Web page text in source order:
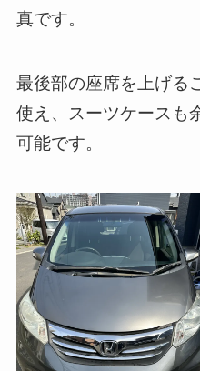
真です。
最後部の座席を上げる
使え、スーツケースも
可能です。